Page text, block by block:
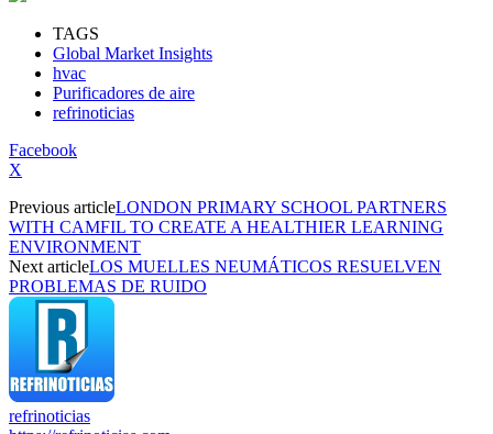
TAGS
Global Market Insights
hvac
Purificadores de aire
refrinoticias
Facebook
X
Previous articleLONDON PRIMARY SCHOOL PARTNERS
WITH CAMFIL TO CREATE A HEALTHIER LEARNING
ENVIRONMENT
Next articleLOS MUELLES NEUMÁTICOS RESUELVEN
PROBLEMAS DE RUIDO
refrinoticias